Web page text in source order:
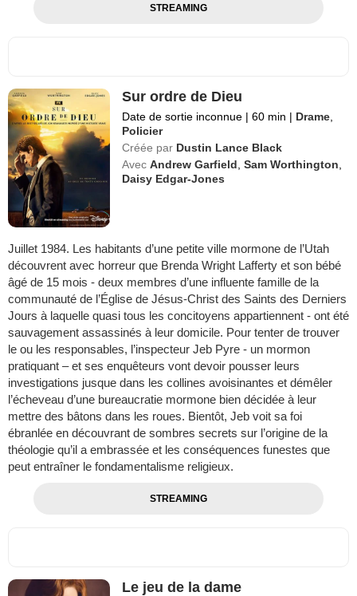
STREAMING
Sur ordre de Dieu
Date de sortie inconnue | 60 min | Drame
Policier
Créée par Dustin Lance Black
Avec Andrew Garfield ,Sam Worthington
Daisy Edgar-Jones
Juillet 1984. Les habitants d’une petite ville mormone de l’Utah
découvrent avec horreur que Brenda Wright Lafferty et son bébé
âgé de 15 mois - deux membres d’une influente famille de la
communauté de l’Église de Jésus-Christ des Saints des Derniers
Jours à laquelle quasi tous les concitoyens appartiennent - ont été
sauvagement assassinés à leur domicile. Pour tenter de trouver
le ou les responsables, l’inspecteur Jeb Pyre - un mormon
pratiquant – et ses enquêteurs vont devoir pousser leurs
investigations jusque dans les collines avoisinantes et démêler
l’écheveau d’une bureaucratie mormone bien décidée à leur
mettre des bâtons dans les roues. Bientôt, Jeb voit sa foi
ébranlée en découvrant de sombres secrets sur l’origine de la
théologie qu’il a embrassée et les conséquences funestes que
peut entraîner le fondamentalisme religieux.
STREAMING
Le jeu de la dame